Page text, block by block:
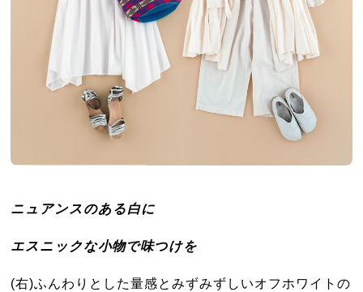
ニュアンスのある白に
エスニックな小物で味つけを
(右)ふんわりとした量感とみずみずしいオフホワイトの